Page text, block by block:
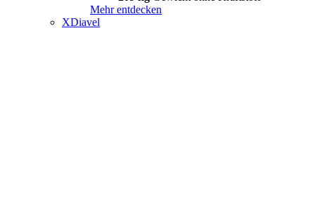
Mehr entdecken
XDiavel